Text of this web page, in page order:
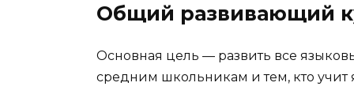
Общий развивающий
Основная цель — развить все
средним школьникам и тем, кто учит